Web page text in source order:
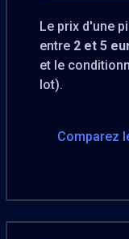
Le prix d'une
entre 2 et 5
et le
lot).
Comparez